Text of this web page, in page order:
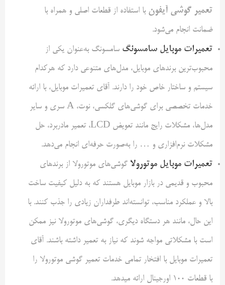
تعمیر گوشی آیفون با استفاده از قطعات اصلی و همراه با
ضمانت انجام می‌شود.
تعمیرات موبایل سامسونگ سامسونگ به‌عنوان یکی از
محبوب‌ترین برندهای موبایل، مدل‌های متنوعی دارد که هرکدام
سیستم و ساختار خاص خود را دارند. آقای تعمیرات موبایل، با ارائه
خدمات تخصصی برای گوشی‌های گلکسی، نوت، A سری و سایر
مدل‌ها، مشکلات رایج مانند تعویض LCD، تعمیر مادربرد، حل
مشکلات نرم‌افزاری و … را به‌صورت حرفه‌ای انجام می‌دهد.
تعمیرات موبایل موتورولا گوشی‌های موتورولا از برندهای
محبوب و قدیمی در بازار موبایل هستند که به دلیل کیفیت ساخت
بالا و عملکرد مناسب، توانسته‌اند طرفداران زیادی را جذب کنند. با
این حال، مانند هر دستگاه دیگری، گوشی‌های موتورولا نیز ممکن
است با مشکلاتی مواجه شوند که نیاز به تعمیر داشته باشند. آقای
تعمیرات موبایل با افتخار تمامی خدمات تعمیر گوشی موتورولا را
با قطعات 100 اورجینال ارائه میدهد.